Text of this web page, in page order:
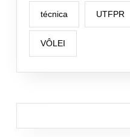
técnica UTFPR
VÔLEI